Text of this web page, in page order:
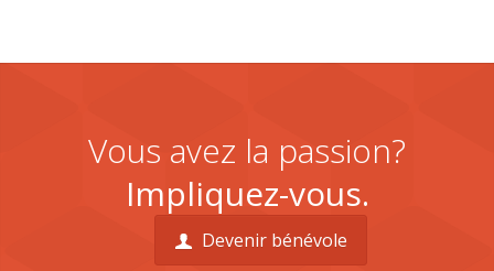
Vous avez la passion?
Impliquez-vous.
Devenir bénévole